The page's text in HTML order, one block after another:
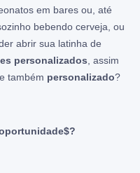
em bares ou, até
bebendo cerveja, ou
abrir sua latinha de
personalizados, assim
também personalizado?